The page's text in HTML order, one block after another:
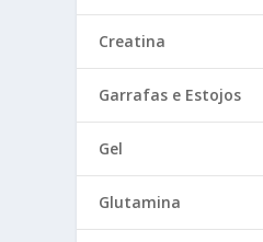
Creatina
Garrafas e Estojos
Gel
Glutamina